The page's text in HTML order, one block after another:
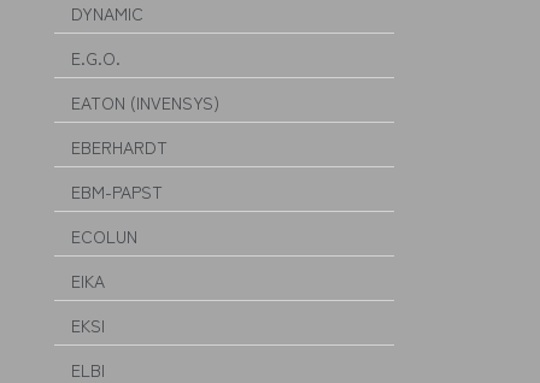
DYNAMIC
E.G.O.
EATON (INVENSYS)
EBERHARDT
EBM-PAPST
ECOLUN
EIKA
EKSI
ELBI